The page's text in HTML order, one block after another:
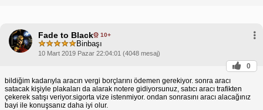
Fade to Black 10+
Binbaşı
10 Mart 2019 Pazar 22:04:01 (4048 mesaj)
0
bildiğim kadarıyla aracın vergi borçlarını ödemen gerekiyor. sonra aracı
satacak kişiyle plakaları da alarak notere gidiyorsunuz, satıcı aracı trafikten
çekerek satışı veriyor.sigorta vize istenmiyor. ondan sonrasını aracı alacağınız
bayi ile konuşsanız daha iyi olur.